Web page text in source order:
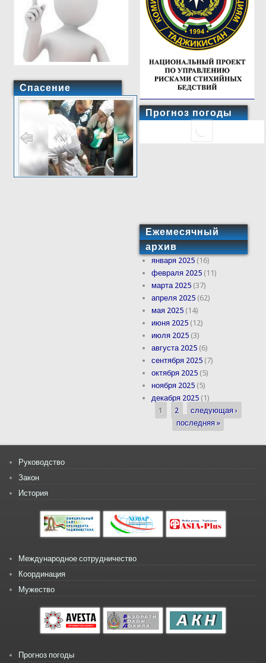
Спасение
Прогноз погоды
Ежемесячный
архив
января 2025 (16)
февраля 2025 (11)
марта 2025 (37)
апреля 2025 (62)
мая 2025 (14)
июня 2025 (12)
июля 2025 (3)
августа 2025 (6)
сентября 2025 (7)
октября 2025 (5)
ноября 2025 (5)
декабря 2025 (1)
Страницы
1 2
следующая ›
последняя »
Руководство
Закон
История
Международное сотрудничество
Координация
Мужество
Прогноз погоды